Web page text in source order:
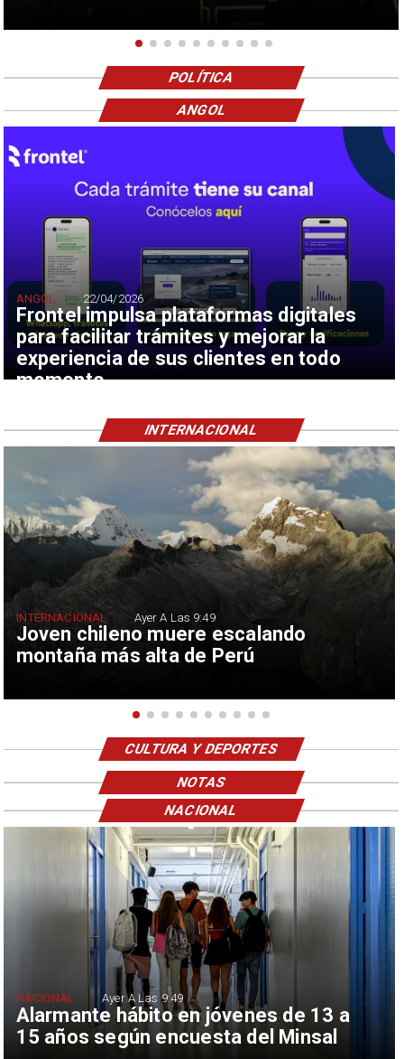
POLÍTICA
Frontel impulsa plataformas digitales
para facilitar trámites y mejorar la
experiencia de sus clientes en todo
momento
ANGOL 22/04/2026
ANGOL
Joven chileno muere escalando
montaña más alta de Perú
INTERNACIONAL Ayer A Las 9:49
INTERNACIONAL
CULTURA Y DEPORTES
NOTAS
Alarmante hábito en jóvenes de 13 a
15 años según encuesta del Minsal
NACIONAL Ayer A Las 9:49
NACIONAL